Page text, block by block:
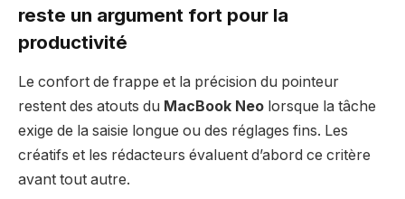
reste un argument fort pour la
productivité
Le confort de frappe et la précision du pointeur
restent des atouts du MacBook Neo lorsque la tâche
exige de la saisie longue ou des réglages fins. Les
créatifs et les rédacteurs évaluent d’abord ce critère
avant tout autre.